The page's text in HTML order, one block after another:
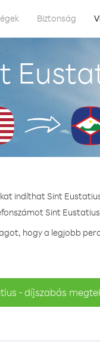
Biztonság
indíthat Sint
Sint
hogy a legjobb
- díjszabás